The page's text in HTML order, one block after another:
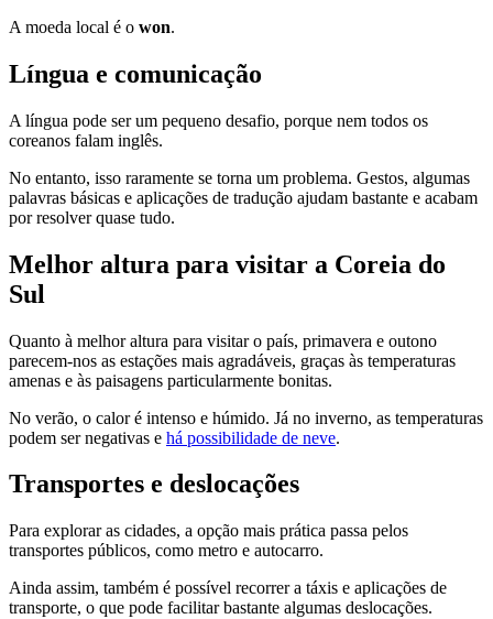
A moeda local é o won.
Língua e comunicação
A língua pode ser um pequeno desafio, porque nem todos os
coreanos falam inglês.
No entanto, isso raramente se torna um problema. Gestos, algumas
palavras básicas e aplicações de tradução ajudam bastante e acabam
por resolver quase tudo.
Melhor altura para visitar a Coreia do
Sul
Quanto à melhor altura para visitar o país, primavera e outono
parecem-nos as estações mais agradáveis, graças às temperaturas
amenas e às paisagens particularmente bonitas.
No verão, o calor é intenso e húmido. Já no inverno, as temperaturas
podem ser negativas e há possibilidade de neve.
Transportes e deslocações
Para explorar as cidades, a opção mais prática passa pelos
transportes públicos, como metro e autocarro.
Ainda assim, também é possível recorrer a táxis e aplicações de
transporte, o que pode facilitar bastante algumas deslocações.